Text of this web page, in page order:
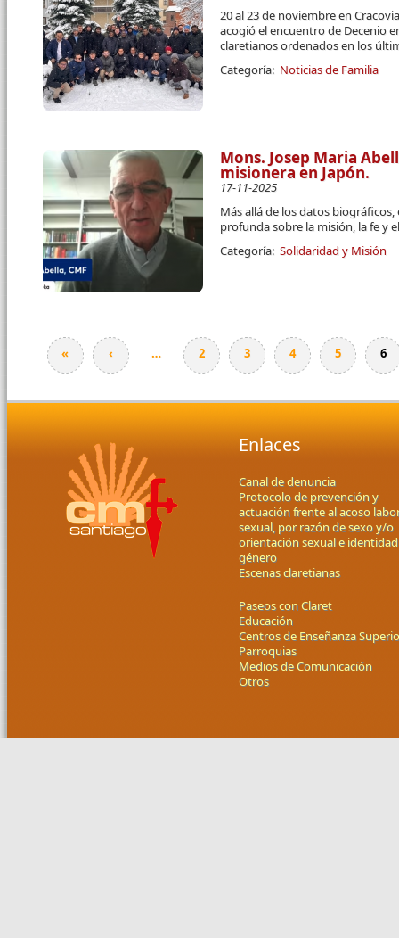
20 al 23 de noviembre en
acogió el encuentro de Decenio
claretianos ordenados en los
Categoría: Noticias de Familia
Mons. Josep Maria
misionera en Japón.
17-11-2025
Más allá de los datos
profunda sobre la misión, la fe y
Categoría: Solidaridad y Misión
Páginas
« ‹ … 2 3 4 5 6
Enlaces
Canal de denuncia
Protocolo de prevención y
actuación frente al acoso
sexual, por razón de sexo y/o
orientación sexual e
género
Escenas claretianas
Paseos con Claret
Educación
Centros de Enseñanza
Parroquias
Medios de Comunicación
Otros